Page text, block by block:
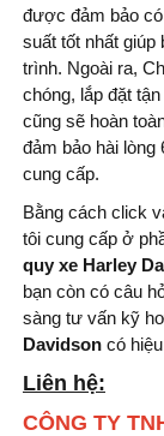
được đảm bảo
suất tốt nhất giúp
trình. Ngoài ra,
chóng, lắp đặt
cũng sẽ hoàn
đảm bảo hài lòng
cung cấp.
Bằng cách click
tôi cung cấp ở
quy xe Harley
bạn còn có câu
sàng tư vấn kỹ
Davidson có
Liên hệ:
CÔNG TY